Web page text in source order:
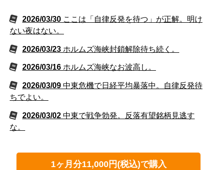
2026/03/30 ここは「自律反発を待つ」が正解。明け
ない夜はない。
2026/03/23 ホルムズ海峡封鎖解除待ち続く。
2026/03/16 ホルムズ海峡なお波高し。
2026/03/09 中東危機で日経平均暴落中。自律反発待
ちでよい。
2026/03/02 中東で戦争勃発。反落有望銘柄見逃す
な。
1ヶ月分11,000円(税込)で購入